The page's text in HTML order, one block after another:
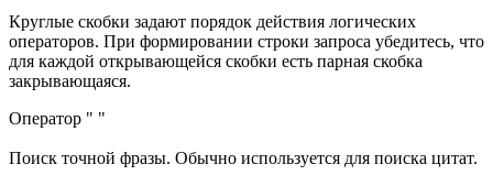
Круглые скобки задают порядок действия логических
операторов. При формировании строки запроса убедитесь, что
для каждой открывающейся скобки есть парная скобка
закрывающаяся.
Оператор " "
Поиск точной фразы. Обычно используется для поиска цитат.